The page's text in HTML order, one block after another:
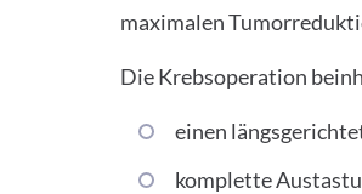
maximalen
Die Krebsoperation
einen
komplette